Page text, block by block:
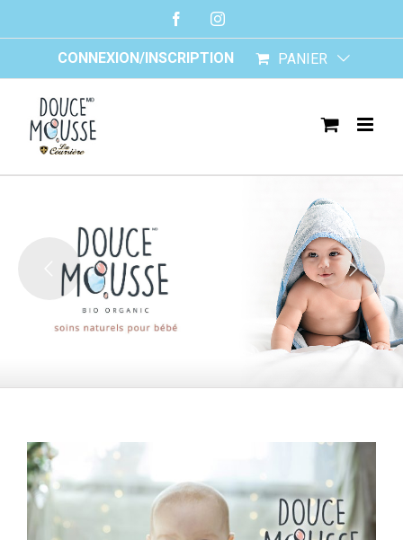
FacebookInstagram
CONNEXION/INSCRIPTION PANIER